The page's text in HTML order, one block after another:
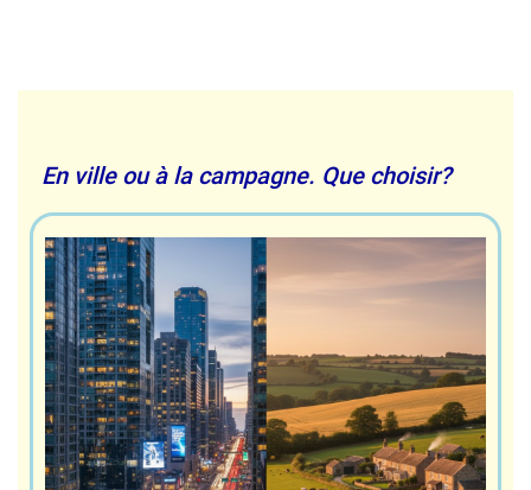
En ville ou à la campagne. Que choisir?